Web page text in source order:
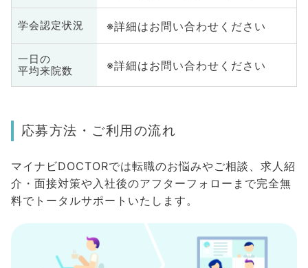
学会認定状況 ※詳細はお問い合わせください
一日の
平均来院数
※詳細はお問い合わせください
応募方法・ご利用の流れ
マイナビDOCTORでは転職のお悩みやご相談、求人紹
介・面接対策や入社後のアフターフォローまで完全無
料でトータルサポートいたします。